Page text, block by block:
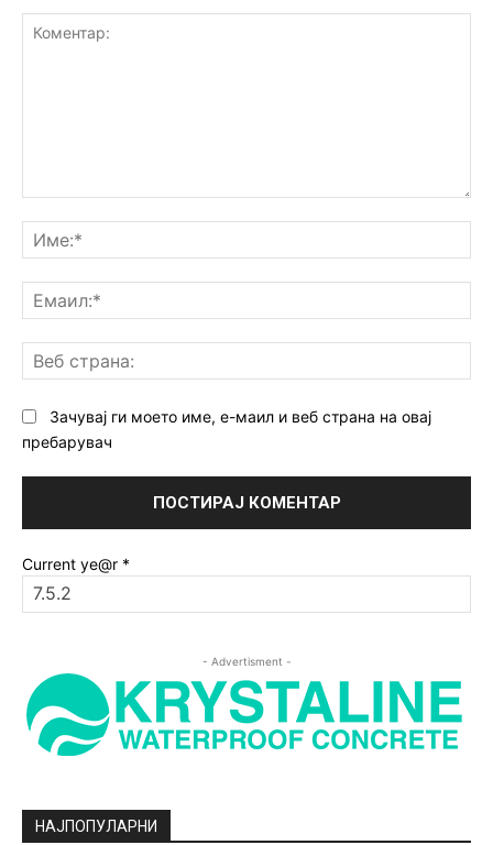
Зачувај ги моето име, е-маил и веб страна на овај
пребарувач
Current ye@r *
- Advertisment -
НАЈПОПУЛАРНИ